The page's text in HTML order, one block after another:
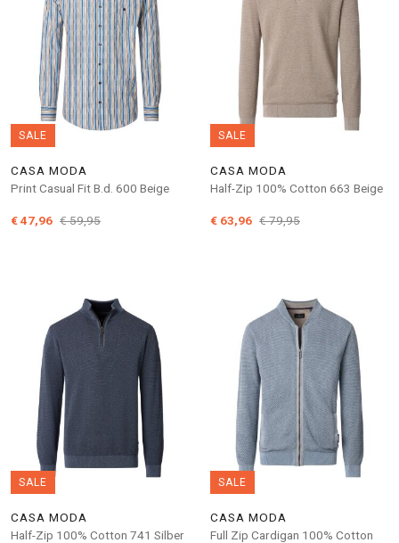
SALE
CASA MODA
Print Casual Fit B.d. 600 Beige
€ 59,95
€ 47,96
SALE
CASA MODA
Half-Zip 100% Cotton 663 Beige
€ 79,95
€ 63,96
SALE
CASA MODA
Half-Zip 100% Cotton 741 Silber
SALE
CASA MODA
Full Zip Cardigan 100% Cotton